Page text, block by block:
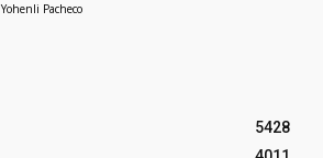
Yohenli Pacheco
5428